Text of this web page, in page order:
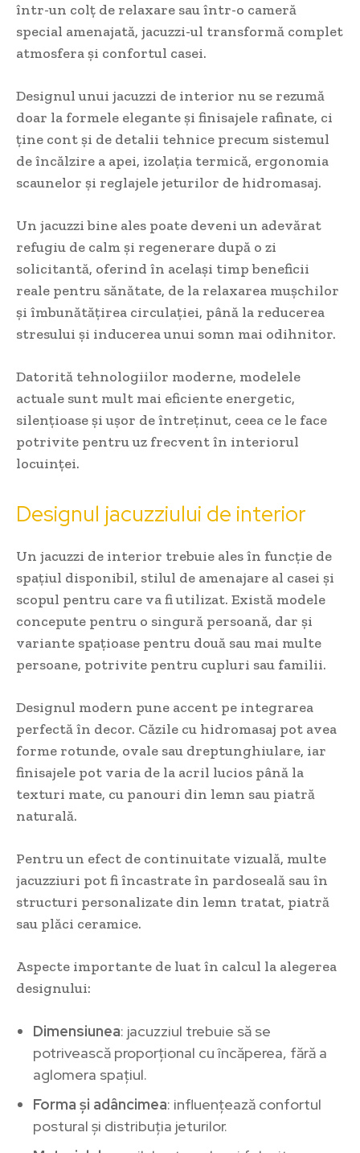
într-un colț de relaxare sau într-o cameră
special amenajată, jacuzzi-ul transformă complet
atmosfera și confortul casei.
Designul unui jacuzzi de interior nu se rezumă
doar la formele elegante și finisajele rafinate, ci
ține cont și de detalii tehnice precum sistemul
de încălzire a apei, izolația termică, ergonomia
scaunelor și reglajele jeturilor de hidromasaj.
Un jacuzzi bine ales poate deveni un adevărat
refugiu de calm și regenerare după o zi
solicitantă, oferind în același timp beneficii
reale pentru sănătate, de la relaxarea mușchilor
și îmbunătățirea circulației, până la reducerea
stresului și inducerea unui somn mai odihnitor.
Datorită tehnologiilor moderne, modelele
actuale sunt mult mai eficiente energetic,
silențioase și ușor de întreținut, ceea ce le face
potrivite pentru uz frecvent în interiorul
locuinței.
Designul jacuzziului de interior
Un jacuzzi de interior trebuie ales în funcție de
spațiul disponibil, stilul de amenajare al casei și
scopul pentru care va fi utilizat. Există modele
concepute pentru o singură persoană, dar și
variante spațioase pentru două sau mai multe
persoane, potrivite pentru cupluri sau familii.
Designul modern pune accent pe integrarea
perfectă în decor. Căzile cu hidromasaj pot avea
forme rotunde, ovale sau dreptunghiulare, iar
finisajele pot varia de la acril lucios până la
texturi mate, cu panouri din lemn sau piatră
naturală.
Pentru un efect de continuitate vizuală, multe
jacuzziuri pot fi încastrate în pardoseală sau în
structuri personalizate din lemn tratat, piatră
sau plăci ceramice.
Aspecte importante de luat în calcul la alegerea
designului:
Dimensiunea: jacuzziul trebuie să se
potrivească proporțional cu încăperea, fără a
aglomera spațiul.
Forma și adâncimea: influențează confortul
postural și distribuția jeturilor.